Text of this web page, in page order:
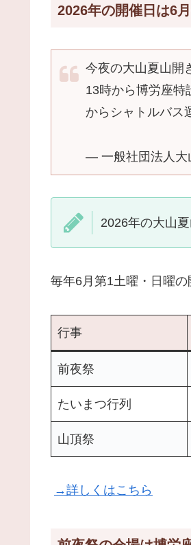
2026年の開催日は6
今夜の大山夏山開
13時から博労座特
からシャトルバス
— 一般社団法人大
2026年の大山
毎年6月第1土曜・日曜
行事
前夜祭
たいまつ行列
山頂祭
→詳しくはこちら